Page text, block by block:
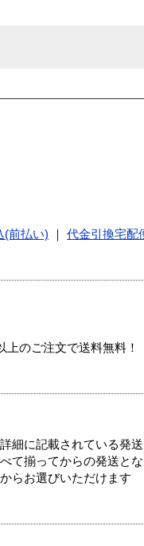
(前払い) 代金引換宅配
のご注文で送料無料！
細に記載されている発
て揃ってからの発送とな
らお選びいただけます